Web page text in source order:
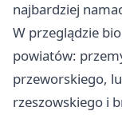
najbardziej
W przeglądzie
powiatów:
przeworskiego,
rzeszowskiego i